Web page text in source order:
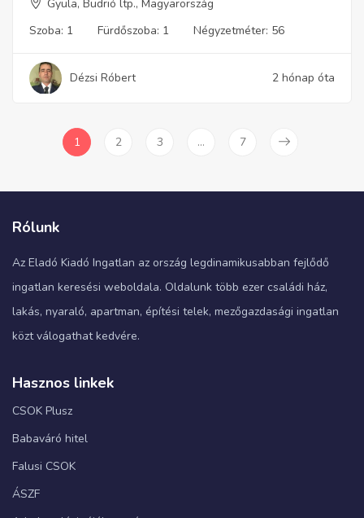
Gyula, Budrió ltp., Magyarország
Szoba: 1 Fürdőszoba: 1 Négyzetméter: 56
Dézsi Róbert 2 hónap óta
1 2 3 … 7
Rólunk
Az Eladó Kiadó Ingatlan az ország legdinamikusabban fejlődő
ingatlan keresési weboldala. Oldalunk több ezer családi ház,
lakás, nyaraló, apartman, építési telek, mezőgazdasági ingatlan
közt válogathat kedvére.
Hasznos linkek
CSOK Plusz
Babaváró hitel
Falusi CSOK
ÁSZF